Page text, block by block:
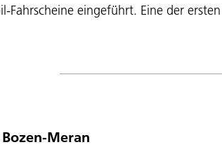
Fahrscheine eingeführt. Eine der
Meran